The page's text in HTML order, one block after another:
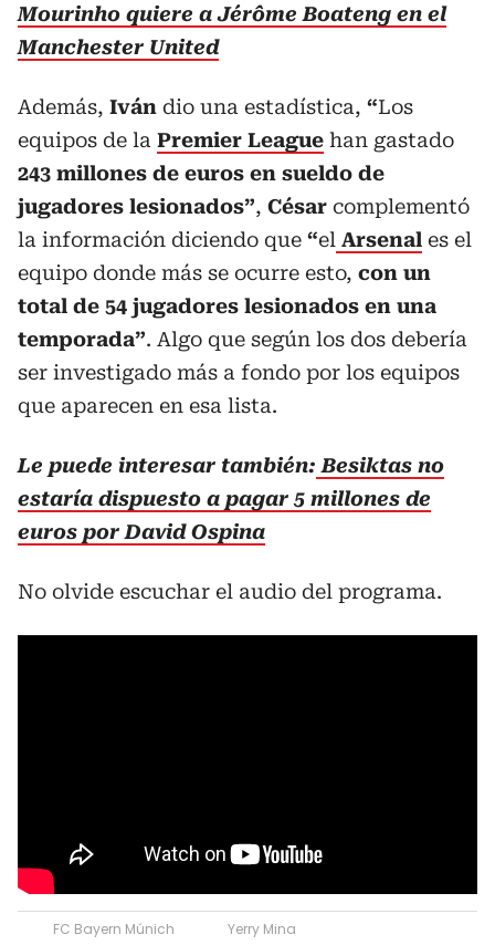
Mourinho quiere a Jérôme Boateng en el
Manchester United
Además, Iván dio una estadística, “Los
equipos de la Premier League han gastado
243 millones de euros en sueldo de
jugadores lesionados”, César complementó
la información diciendo que “el Arsenal es el
equipo donde más se ocurre esto, con un
total de 54 jugadores lesionados en una
temporada”. Algo que según los dos debería
ser investigado más a fondo por los equipos
que aparecen en esa lista.
Le puede interesar también: Besiktas no
estaría dispuesto a pagar 5 millones de
euros por David Ospina
No olvide escuchar el audio del programa.
FC Bayern Múnich Yerry Mina